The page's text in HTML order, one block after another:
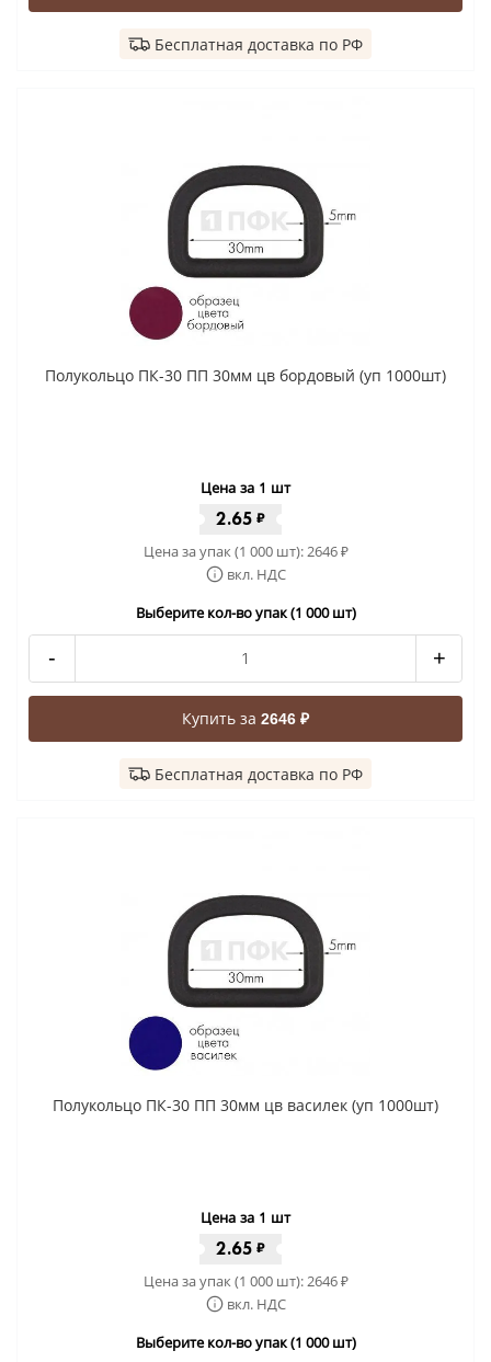
Бесплатная доставка по РФ
Полукольцо ПК-30 ПП 30мм цв бордовый (уп 1000шт)
Цена за 1 шт
2.65 ₽
Цена за упак (1 000 шт): 2646₽
вкл. НДС
Выберите кол-во упак (1 000 шт)
- +
Купить за 2646 ₽
Бесплатная доставка по РФ
Полукольцо ПК-30 ПП 30мм цв василек (уп 1000шт)
Цена за 1 шт
2.65 ₽
Цена за упак (1 000 шт): 2646₽
вкл. НДС
Выберите кол-во упак (1 000 шт)